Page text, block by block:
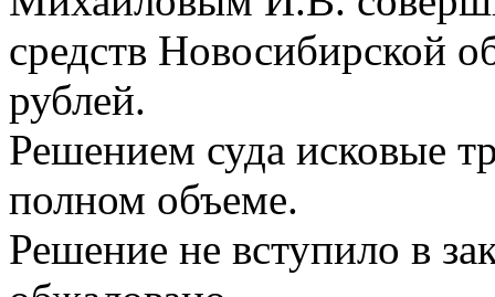
средств Новосибирской
рублей.
Решением суда исковые
полном объеме.
Решение не вступило в